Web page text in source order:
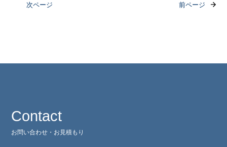
前ページ
次ページ
Contact
お問い合わせ・お見積もり